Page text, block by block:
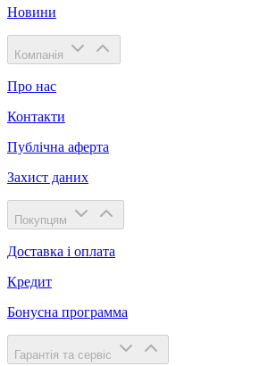
Новини
Компанія
Про нас
Контакти
Публічна аферта
Захист даних
Покупцям
Доставка і оплата
Кредит
Бонусна программа
Гарантія та сервіс